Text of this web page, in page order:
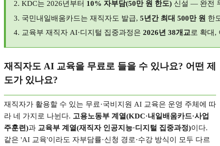
2. KDC는 2026년부터 10% 자부담(50만 원 한도) 신설 — 완전
3. 국민내일배움카드는 재직자도 발급, 5년간 최대 500만 원 한
4. 교육부 재직자 AI·디지털 집중과정은 2026년 38개교로 확대 ,
재직자도 AI 교육을 무료로 들을 수 있나요? 어떤 제
도가 있나요?
재직자가 활용할 수 있는 무료·국비지원 AI 교육은 운영 주체에 따
라 네 가지로 나뉜다. 고용노동부 계열(KDC·내일배움카드·사업
주훈련)과 교육부 계열(재직자 인공지능·디지털 집중과정)이다.
같은 'AI 교육'이라도 자부담률·신청 경로·수강 방식이 모두 다르